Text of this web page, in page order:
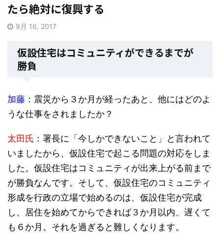
たら絶対に復興する
9月 16, 2017
仮設住宅はコミュニティができるまでが
勝負
加藤 ：震災から３か月が経ったあと、他にはどのよ
うな仕事をされましたか？
太田氏 ：署長に「今しかできないこと」と言われて
いましたから、仮設住宅で起こる問題の対応をしま
した。仮設住宅はコミュニティが出来上がる前まで
が勝負なんです。そして、仮設住宅のコミュニティ
形成を行政の立場で始めるのは、仮設住宅が完成
し、居住を始めてからできれば３か月以内、遅くて
も６か月。それを過ぎると難しくなります。